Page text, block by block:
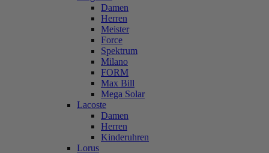
Damen
Herren
Meister
Force
Spektrum
Milano
FORM
Max Bill
Mega Solar
Lacoste
Damen
Herren
Kinderuhren
Lorus